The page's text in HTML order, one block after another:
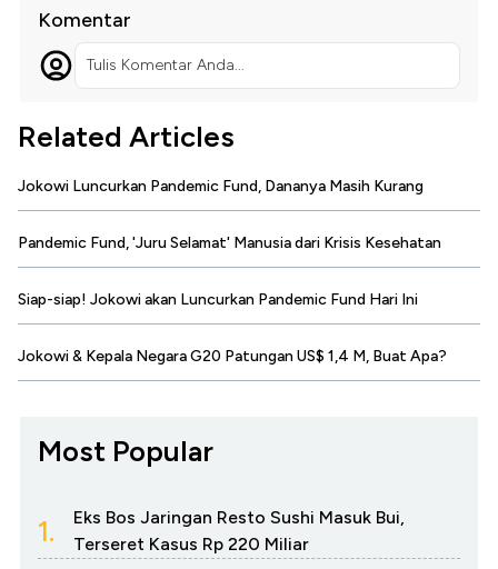
Komentar
Tulis Komentar Anda...
Related Articles
Jokowi Luncurkan Pandemic Fund, Dananya Masih Kurang
Pandemic Fund, 'Juru Selamat' Manusia dari Krisis Kesehatan
Siap-siap! Jokowi akan Luncurkan Pandemic Fund Hari Ini
Jokowi & Kepala Negara G20 Patungan US$ 1,4 M, Buat Apa?
Most Popular
1.
Eks Bos Jaringan Resto Sushi Masuk Bui,
Terseret Kasus Rp 220 Miliar